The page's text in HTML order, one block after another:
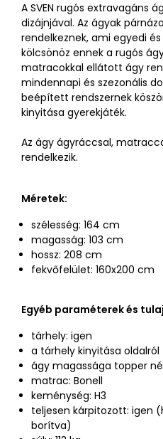
A SVEN rugós extravagáns
dizájnjával. Az ágyak
rendelkeznek, ami egyedi
kölcsönöz ennek a rugós
matracokkal ellátott ágy
mindennapi és szezonális
beépített rendszernek
kinyitása gyerekjáték.
Az ágy ágyráccsal,
rendelkezik.
Méretek:
szélesség: 164 cm
magasság: 103 cm
hossz: 208 cm
fekvőfelület: 160x200 cm
Egyéb paraméterek és
tárhely: igen
a tárhely kinyitása oldalról
ágy magassága topper
matrac: Bonell
keménység: H3
teljesen kárpitozott: igen
borítva)